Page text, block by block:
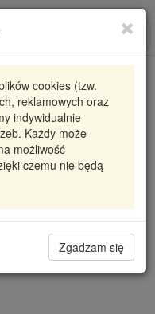
cookies (tzw.
reklamowych oraz
indywidualnie
Każdy może
możliwość
czemu nie będą
Zgadzam się
E5054
Filia Lublin 0
Magazyn II